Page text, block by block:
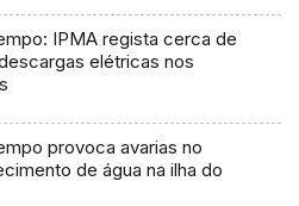
IPMA regista cerca de
elétricas nos
provoca avarias no
de água na ilha do